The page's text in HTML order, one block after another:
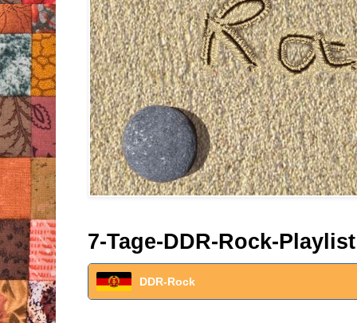
7-Tage-DDR-Rock-
DDR-Rock